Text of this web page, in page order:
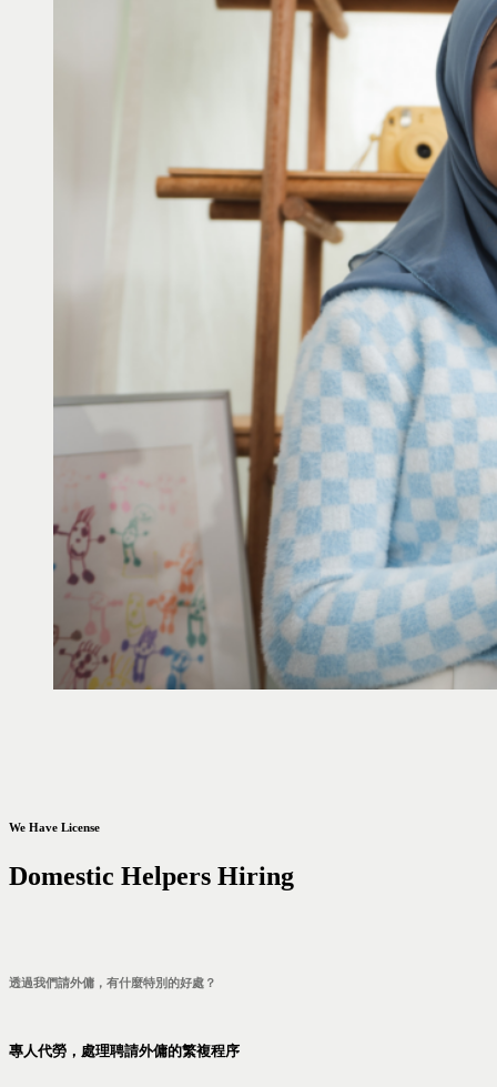
We Have License
Domestic Helpers Hiring
透過我們請外傭，有什麼特別的好處？
專人代勞，處理聘請外傭的繁複程序